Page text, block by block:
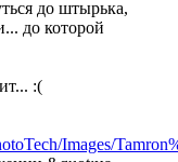
до штырька,
до которой
:(
Images/